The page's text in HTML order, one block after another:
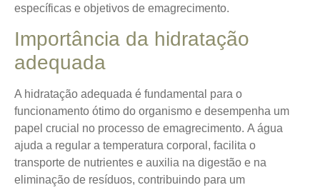
específicas e objetivos de emagrecimento.
Importância da hidratação
adequada
A hidratação adequada é fundamental para o
funcionamento ótimo do organismo e desempenha um
papel crucial no processo de emagrecimento. A água
ajuda a regular a temperatura corporal, facilita o
transporte de nutrientes e auxilia na digestão e na
eliminação de resíduos, contribuindo para um